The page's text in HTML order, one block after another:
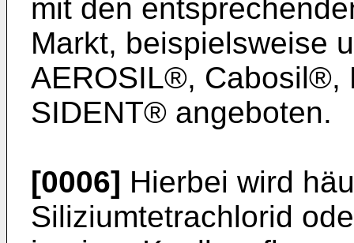
mit den
Markt, beispielsweise
AEROSIL®, Cabosil®,
SIDENT® angeboten.
[0006] Hierbei wird
Siliziumtetrachlorid